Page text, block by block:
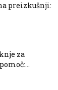
preizkušnji:
za